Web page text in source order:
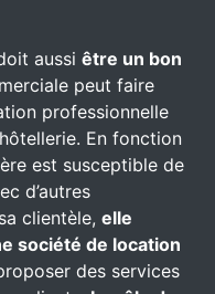
aussi être un bon
peut faire
professionnelle
En fonction
est susceptible de
d’autres
clientèle, elle
société de location
des services